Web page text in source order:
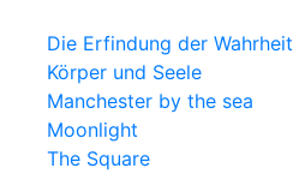
Die Erfindung der Wahrheit
Körper und Seele
Manchester by the sea
Moonlight
The Square